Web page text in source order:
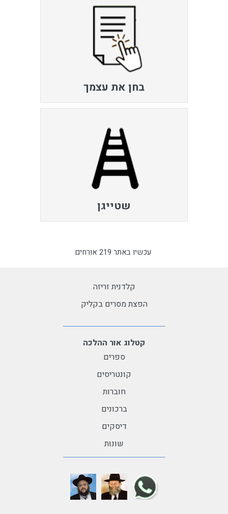
בחן את עצמך
שטייגן
עכשיו באתר 219 אורחים
קלדנית זריזה
הפצת מסרים בקליק
קטלוג אור ההלכה
ספרים
קונטריסים
חוברות
ברכונים
דיסקים
שונות